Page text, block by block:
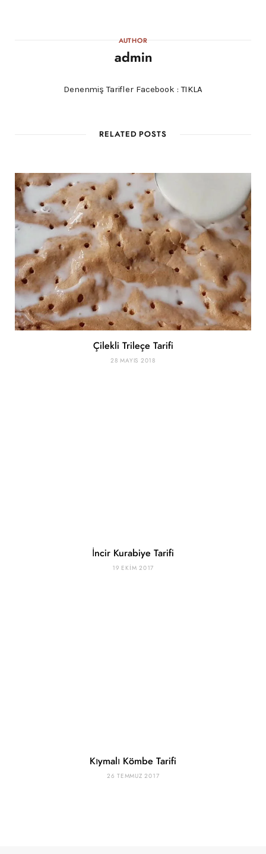
AUTHOR
admin
Denenmiş Tarifler Facebook :TIKLA
RELATED POSTS
Çilekli Trileçe Tarifi
28 MAYIS 2018
İncir Kurabiye Tarifi
19 EKIM 2017
Kıymalı Kömbe Tarifi
26 TEMMUZ 2017